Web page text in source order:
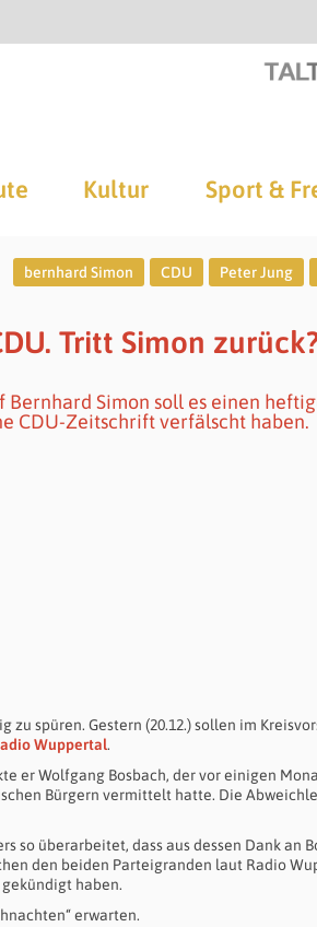
Kultur Sport &
bernhard Simon CDU Peter Jung
Tritt Simon
Simon soll es einen
CDU-Zeitschrift verfälscht haben.
spüren. Gestern (20.12.) sollen im
Wuppertal.
er Wolfgang Bosbach, der vor einigen
Bürgern vermittelt hatte. Die
so überarbeitet, dass aus dessen Dank an
den beiden Parteigranden laut Radio
haben.
erwarten.